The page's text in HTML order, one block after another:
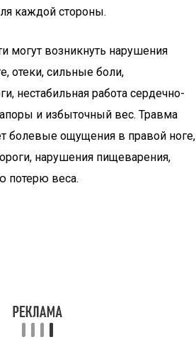
каждой стороны.
могут возникнуть нарушения
отеки, сильные боли,
нестабильная работа сердечно-
и избыточный вес. Травма
болевые ощущения в правой ноге,
нарушения пищеварения,
потерю веса.